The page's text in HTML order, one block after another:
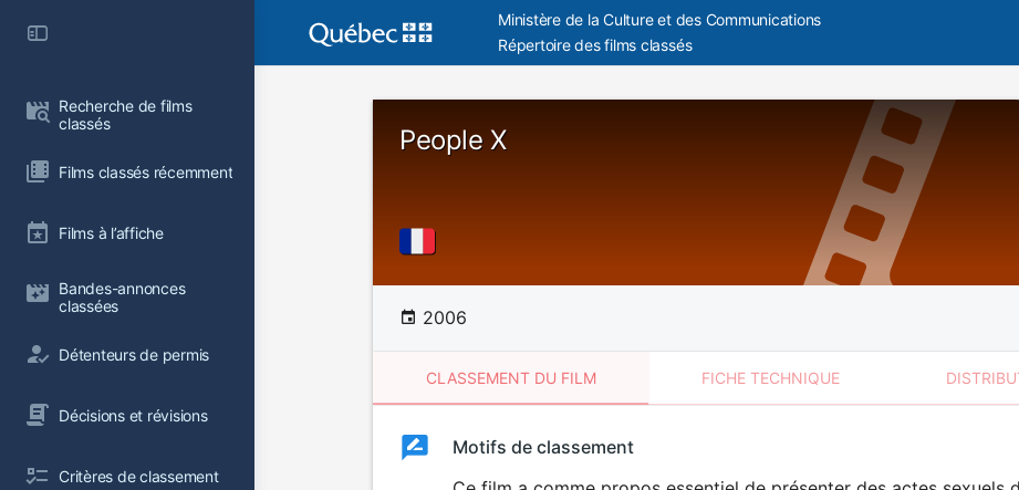
Recherche de films
classés
Films classés récemment
Films à l’affiche
Bandes-annonces
classées
Détenteurs de permis
Décisions et révisions
Critères de classement
Ministère de la Culture et des Communications
Répertoire des films classés
People X
2006
CLASSEMENT DU FILM FICHE TECHNIQUE
ClassementClassement
Motifs de classement